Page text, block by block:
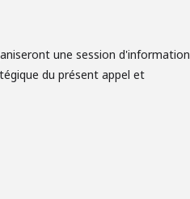
une session d'information
du présent appel et